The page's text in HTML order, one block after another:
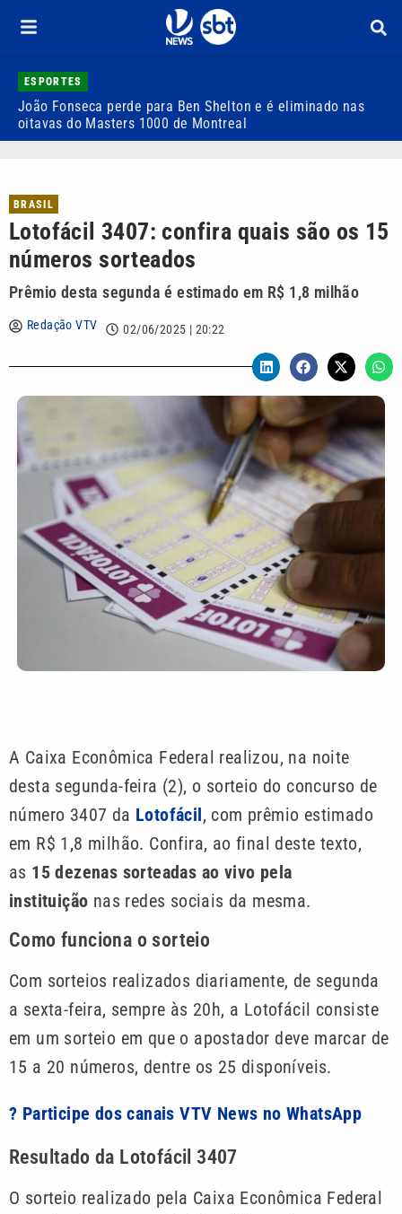
ESPORTES
João Fonseca perde para Ben Shelton e é eliminado nas
oitavas do Masters 1000 de Montreal
BRASIL
Lotofácil 3407: confira quais são os 15
números sorteados
Prêmio desta segunda é estimado em R$ 1,8 milhão
Redação VTV 02/06/2025 | 20:22
A Caixa Econômica Federal realizou, na noite
desta segunda-feira (2), o sorteio do concurso de
número 3407 da Lotofácil, com prêmio estimado
em R$ 1,8 milhão. Confira, ao final deste texto,
as 15 dezenas sorteadas ao vivo pela
instituição nas redes sociais da mesma.
Como funciona o sorteio
Com sorteios realizados diariamente, de segunda
a sexta-feira, sempre às 20h, a Lotofácil consiste
em um sorteio em que o apostador deve marcar de
15 a 20 números, dentre os 25 disponíveis.
? Participe dos canais VTV News no WhatsApp
Resultado da Lotofácil 3407
O sorteio realizado pela Caixa Econômica Federal